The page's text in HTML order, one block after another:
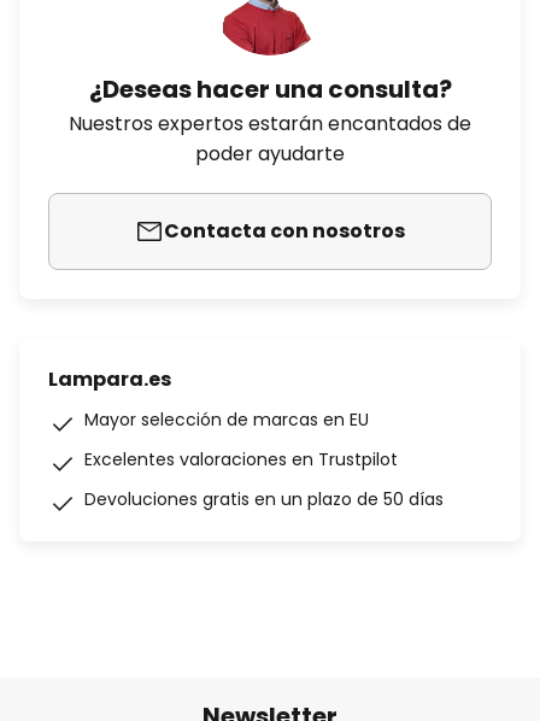
¿Deseas hacer una consulta?
Nuestros expertos estarán encantados de
poder ayudarte
Contacta con nosotros
Lampara.es
Mayor selección de marcas en EU
Excelentes valoraciones en Trustpilot
Devoluciones gratis en un plazo de 50 días